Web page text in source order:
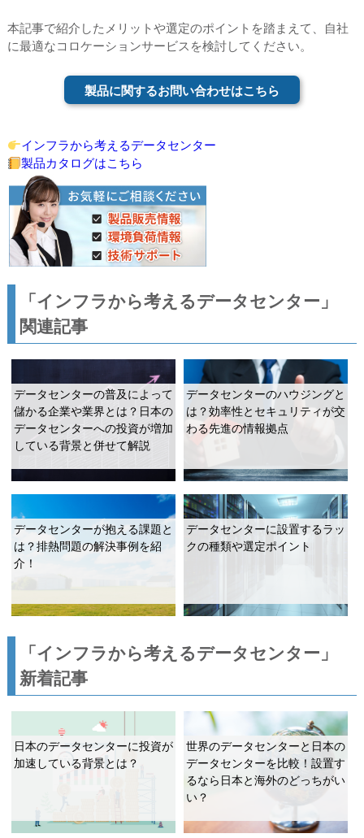
本記事で紹介したメリットや選定のポイントを踏まえて、自社
に最適なコロケーションサービスを検討してください。
製品に関するお問い合わせはこちら
インフラから考えるデータセンター
製品カタログはこちら
「インフラから考えるデータセンター」
関連記事
データセンターの普及によって
儲かる企業や業界とは？日本の
データセンターへの投資が増加
している背景と併せて解説
データセンターのハウジングと
は？効率性とセキュリティが交
わる先進の情報拠点
データセンターが抱える課題と
は？排熱問題の解決事例を紹
介！
データセンターに設置するラッ
クの種類や選定ポイント
「インフラから考えるデータセンター」
新着記事
日本のデータセンターに投資が
加速している背景とは？
世界のデータセンターと日本の
データセンターを比較！設置す
るなら日本と海外のどっちがい
い？